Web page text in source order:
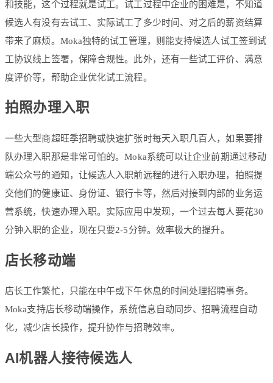
和技能，这个过程就是试工。试工过程中企业的困难是，不知道
候选人有没有去试工、实际试工了多少时间、对之后的薪资结算
带来了麻烦。Moka独特的试工管理，则能支持候选人试工签到试
工协议线上签署，保障合规性。此外，还有一些试工评价、满意
度评价等，帮助企业优化试工流程。
拍照办理入职
一些大型商超旺季招聘或快速扩张时每天入职几百人，如果要排
队办理入职那是非常可怕的。Moka系统可以让企业前期通过移动
端公众号的通知，让候选人入职前远程的进行入职办理，拍照提
交他们的健康证、身份证、银行卡等，然后对接到内部的业务运
营系统，快速办理入职。实际应用中发现，一个过去每人要花30
分钟入职的企业，现在只要2-5分钟。效率极大的提升。
店长移动端
店长工作繁忙，只能在中午或下午休息的时间处理招聘事务。
Moka支持店长移动端操作，系统信息自动同步、招聘流程自动
化，减少店长操作，提升协作与招聘效率。
AI机器人接待候选人